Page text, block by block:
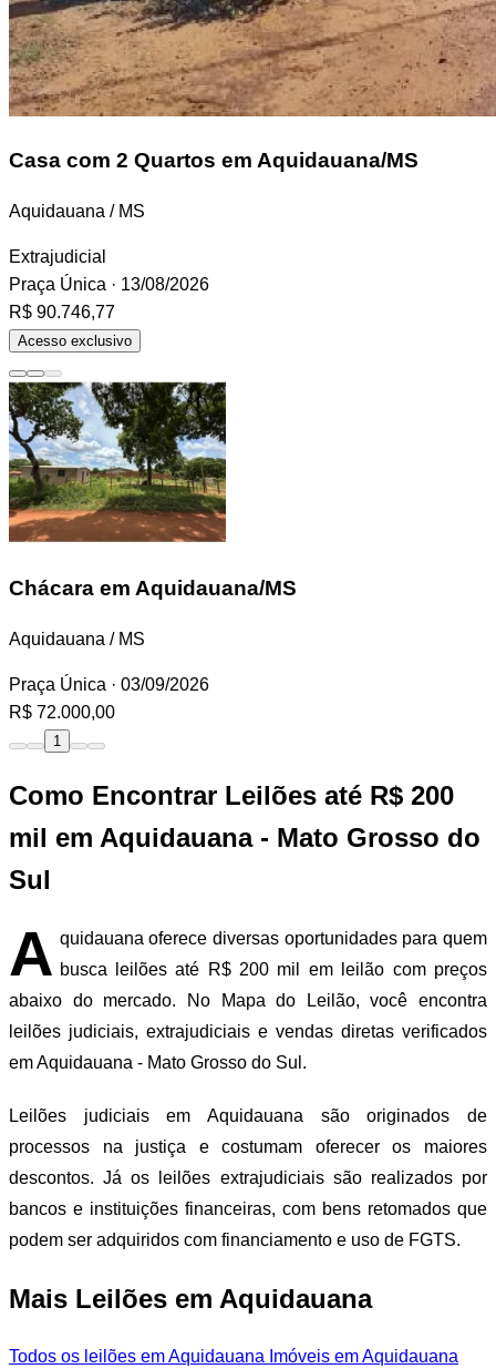
Casa com 2 Quartos em Aquidauana/MS
Aquidauana / MS
Extrajudicial
Praça Única · 13/08/2026
R$ 90.746,77
Acesso exclusivo
Chácara em Aquidauana/MS
Aquidauana / MS
Praça Única · 03/09/2026
R$ 72.000,00
1
Como Encontrar Leilões até R$ 200
mil em Aquidauana - Mato Grosso do
Sul
A quidauana oferece diversas oportunidades para quem
busca leilões até R$ 200 mil em leilão com preços
abaixo do mercado. No Mapa do Leilão, você encontra
leilões judiciais, extrajudiciais e vendas diretas verificados
em Aquidauana - Mato Grosso do Sul.
Leilões judiciais em Aquidauana são originados de
processos na justiça e costumam oferecer os maiores
descontos. Já os leilões extrajudiciais são realizados por
bancos e instituições financeiras, com bens retomados que
podem ser adquiridos com financiamento e uso de FGTS.
Mais Leilões em Aquidauana
Todos os leilões em Aquidauana Imóveis em Aquidauana